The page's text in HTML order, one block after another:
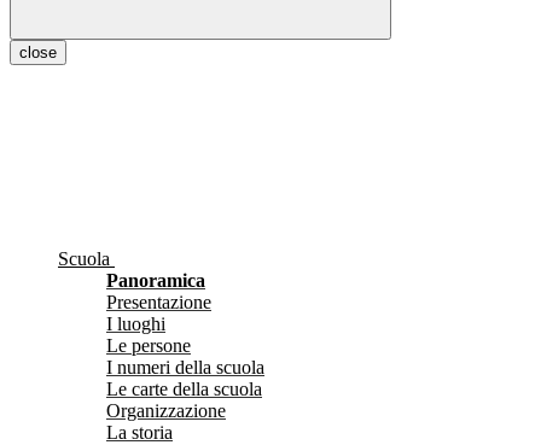
close
Scuola
Panoramica
Presentazione
I luoghi
Le persone
I numeri della scuola
Le carte della scuola
Organizzazione
La storia